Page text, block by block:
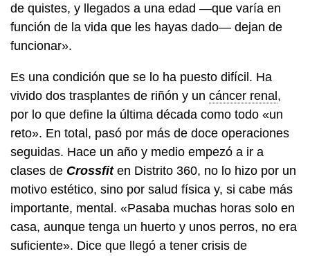
de quistes, y llegados a una edad —que varía en
función de la vida que les hayas dado— dejan de
funcionar».
Es una condición que se lo ha puesto difícil. Ha
vivido dos trasplantes de riñón y un cáncer renal,
por lo que define la última década como todo «un
reto». En total, pasó por más de doce operaciones
seguidas. Hace un año y medio empezó a ir a
clases de Crossfiten Distrito 360, no lo hizo por un
motivo estético, sino por salud física y, si cabe más
importante, mental. «Pasaba muchas horas solo en
casa, aunque tenga un huerto y unos perros, no era
suficiente». Dice que llegó a tener crisis de